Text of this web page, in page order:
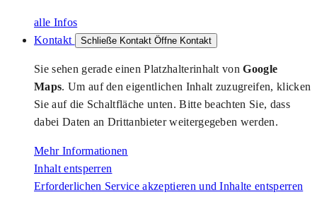
alle Infos
Kontakt
Schließe Kontakt Öffne Kontakt
Sie sehen gerade einen Platzhalterinhalt vonGoogle
Maps. Um auf den eigentlichen Inhalt zuzugreifen, klicken
Sie auf die Schaltfläche unten. Bitte beachten Sie, dass
dabei Daten an Drittanbieter weitergegeben werden.
Mehr Informationen
Inhalt entsperren
Erforderlichen Service akzeptieren und Inhalte entsperren